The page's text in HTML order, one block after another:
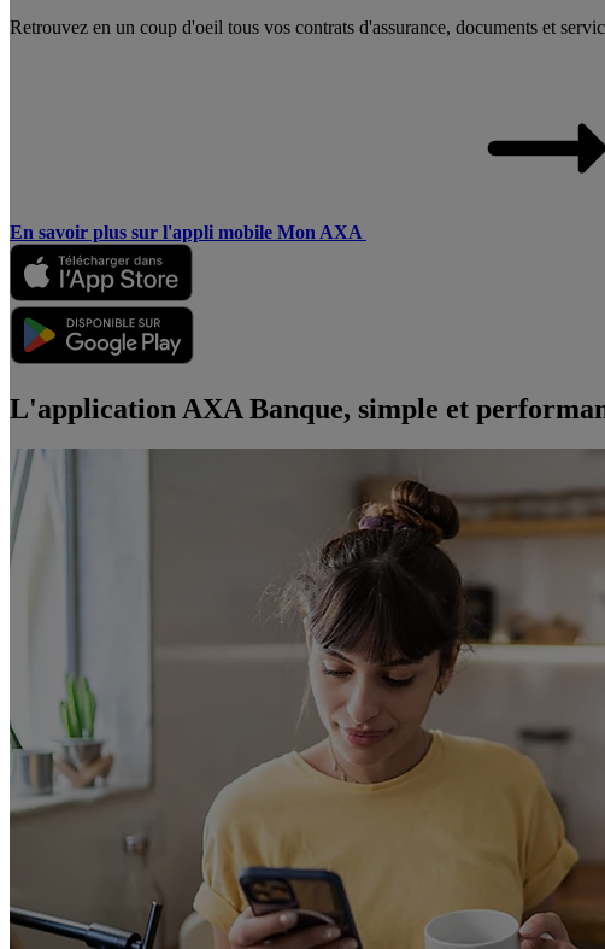
Retrouvez en un coup d'oeil tous vos contrats d'assurance, documents et
En savoir plus sur l'appli mobile Mon AXA
L'application AXA Banque, simple et